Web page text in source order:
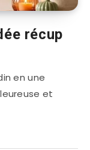
récup
en une
et